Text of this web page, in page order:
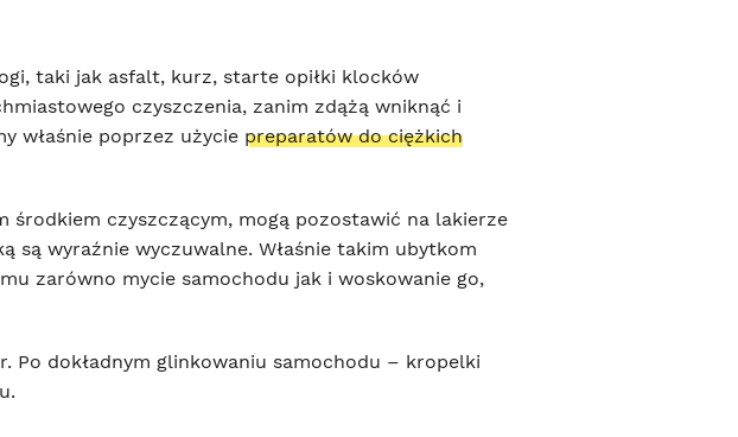
taki jak asfalt, kurz, starte opiłki klocków
czyszczenia, zanim zdążą wniknąć i
właśnie poprzez użycie preparatów do ciężkich
środkiem czyszczącym, mogą pozostawić na lakierze
są wyraźnie wyczuwalne. Właśnie takim ubytkom
zarówno mycie samochodu jak i woskowanie go,
Po dokładnym glinkowaniu samochodu – kropelki